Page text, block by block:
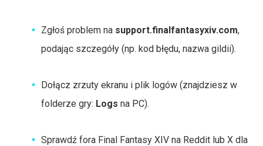
Zgłoś problem na support.finalfantasyxiv.com,
podając szczegóły (np. kod błędu, nazwa gildii).
Dołącz zrzuty ekranu i plik logów (znajdziesz w
folderze gry: Logs na PC).
Sprawdź fora Final Fantasy XIV na Reddit lub X dla